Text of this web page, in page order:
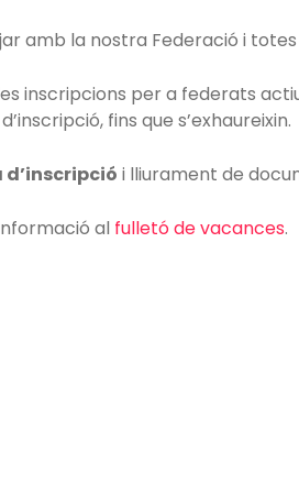
amb la nostra Federació i
inscripcions per a federats
fins que s’exhaureixin.
i lliurament de
al fulletó de vacances.